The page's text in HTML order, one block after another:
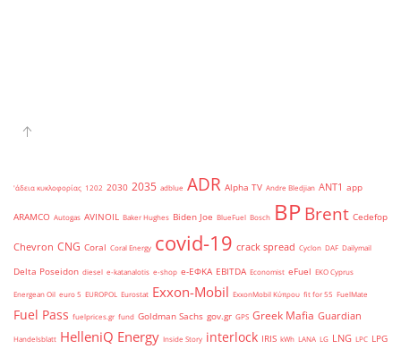
'άδεια κυκλοφορίας 1202 2030 2035 adblue ADR Alpha TV Andre Bledjian ANT1 app
ARAMCO Autogas AVINOIL Baker Hughes Biden Joe BlueFuel Bosch BPBrent Cedefop
Chevron CNG Coral Coral Energy covid-19 crack spread Cyclon DAF Dailymail
Delta Poseidon diesel e-katanalotis e-shop e-ΕΦΚΑ EBITDA Economist eFuel EKO Cyprus
Energean Oil euro 5 EUROPOL Eurostat Exxon-Mobil ExxonMobil Κύπρου fit for 55 FuelMate
Fuel Pass fuelprices.gr fund Goldman Sachs gov.gr GPS Greek Mafia Guardian
Handelsblatt HelleniQ Energy Inside Story interlock IRIS kWh LANA LG LNG LPC LPG